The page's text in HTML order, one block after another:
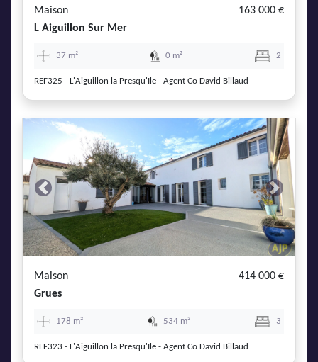
Maison
163 000 €
L Aiguillon Sur Mer
37 m² 0 m² 2
REF325 - L'Aiguillon la Presqu'Ile - Agent Co David Billaud
Previous Next
Maison
414 000 €
Grues
178 m² 534 m² 3
REF323 - L'Aiguillon la Presqu'Ile - Agent Co David Billaud